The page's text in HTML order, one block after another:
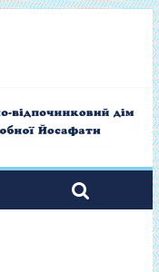
– від слухання до